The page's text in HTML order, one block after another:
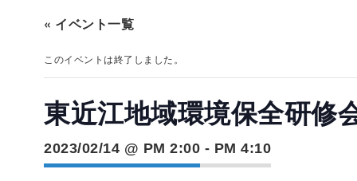
« イベント一覧
このイベントは終了しました。
東近江地域環境保全研修
2023/02/14 @ PM 2:00 - PM 4:10